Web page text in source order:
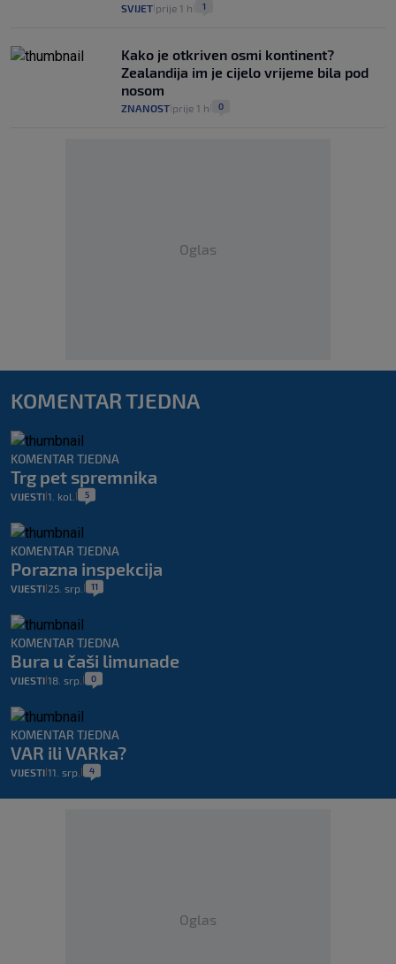
SVIJET prije 1 h 1
Kako je otkriven osmi kontinent?
Zealandija im je cijelo vrijeme bila pod
nosom
ZNANOST prije 1 h 0
Oglas
KOMENTAR TJEDNA
KOMENTAR TJEDNA
Trg pet spremnika
VIJESTI 1. kol. 5
KOMENTAR TJEDNA
Porazna inspekcija
VIJESTI 25. srp. 11
KOMENTAR TJEDNA
Bura u čaši limunade
VIJESTI 18. srp. 0
KOMENTAR TJEDNA
VAR ili VARka?
VIJESTI 11. srp. 4
Oglas